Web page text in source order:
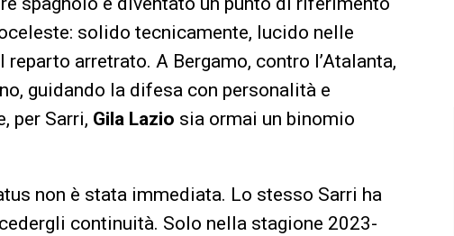
solido tecnicamente, lucido nelle
arretrato. A Bergamo, contro l’Atalanta,
guidando la difesa con personalità e
per Sarri, Gila Lazio sia ormai un binomio
non è stata immediata. Lo stesso Sarri ha
continuità. Solo nella stagione 2023-